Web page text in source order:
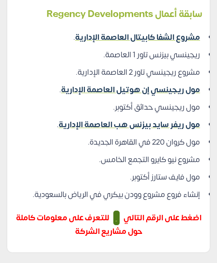
سابقة أعمال Regency Developments
مشروع الشفا كابيتال العاصمة الإدارية.
ريجينسي بيزنس تاور 1 العاصمة.
مشروع ريجينسي تاور 2 العاصمة الإدارية.
مول ريجينسي إن هوتيل العاصمة الإدارية.
مول ريجينسي حدائق أكتوبر.
مول ريفر سايد بيزنس هب العاصمة الإدارية.
مول كروان 220 في القاهرة الجديدة.
مشروع نيو كايرو التجمع الخامس.
مول فايف ستارز أكتوبر.
إنشاء فروع مشروع وودن بيكري في الرياض بالسعودية.
اضغط على الرقم التالي
للتعرف على معلومات كاملة
حول مشاريع الشركة